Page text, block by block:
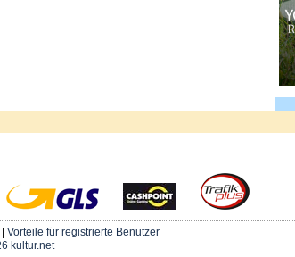
Vorteile für registrierte Benutzer
kultur.net